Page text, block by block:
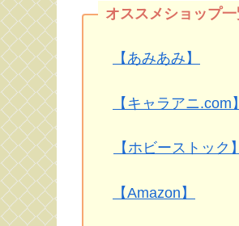
【あみあみ】
【キャラアニ.com】
【ホビーストック】
【Amazon】